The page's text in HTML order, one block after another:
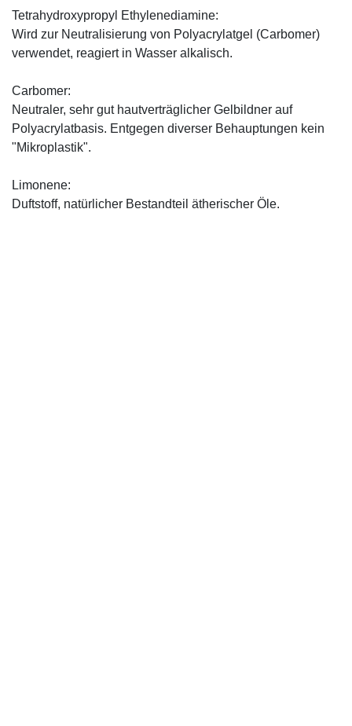
Tetrahydroxypropyl Ethylenediamine:
Wird zur Neutralisierung von Polyacrylatgel (Carbomer)
verwendet, reagiert in Wasser alkalisch.
Carbomer:
Neutraler, sehr gut hautverträglicher Gelbildner auf
Polyacrylatbasis. Entgegen diverser Behauptungen kein
"Mikroplastik".
Limonene:
Duftstoff, natürlicher Bestandteil ätherischer Öle.